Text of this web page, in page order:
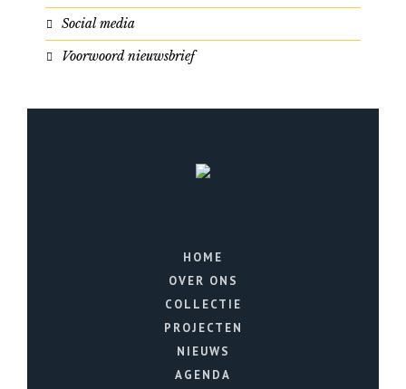
Social media
Voorwoord nieuwsbrief
HOME
OVER ONS
COLLECTIE
PROJECTEN
NIEUWS
AGENDA